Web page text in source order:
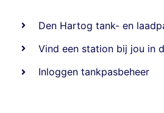
Den Hartog tank- en
Vind een station bij jou in
Inloggen tankpasbeheer